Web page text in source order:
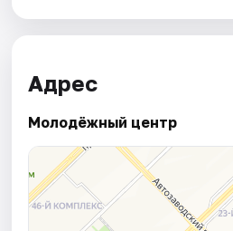
Адрес
Молодёжный центр